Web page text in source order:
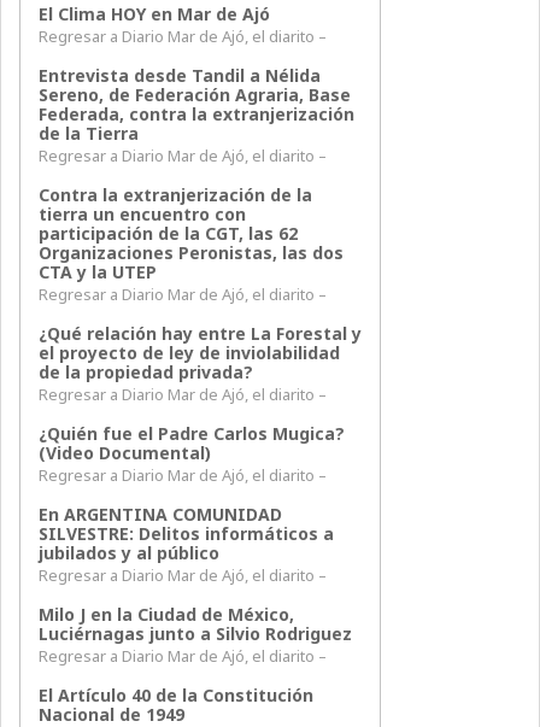
El Clima HOY en Mar de Ajó
Regresar a Diario Mar de Ajó, el diarito –
Entrevista desde Tandil a Nélida
Sereno, de Federación Agraria, Base
Federada, contra la extranjerización
de la Tierra
Regresar a Diario Mar de Ajó, el diarito –
Contra la extranjerización de la
tierra un encuentro con
participación de la CGT, las 62
Organizaciones Peronistas, las dos
CTA y la UTEP
Regresar a Diario Mar de Ajó, el diarito –
¿Qué relación hay entre La Forestal y
el proyecto de ley de inviolabilidad
de la propiedad privada?
Regresar a Diario Mar de Ajó, el diarito –
¿Quién fue el Padre Carlos Mugica?
(Video Documental)
Regresar a Diario Mar de Ajó, el diarito –
En ARGENTINA COMUNIDAD
SILVESTRE: Delitos informáticos a
jubilados y al público
Regresar a Diario Mar de Ajó, el diarito –
Milo J en la Ciudad de México,
Luciérnagas junto a Silvio Rodriguez
Regresar a Diario Mar de Ajó, el diarito –
El Artículo 40 de la Constitución
Nacional de 1949